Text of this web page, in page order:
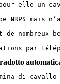
pour elle un
NRPS mais
de nombreux
par
di